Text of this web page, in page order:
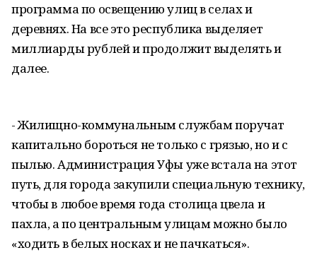
программа по освещению улиц в селах и
деревнях. На все это республика выделяет
миллиарды рублей и продолжит выделять и
далее.
- Жилищно-коммунальным службам поручат
капитально бороться не только с грязью, но и с
пылью. Администрация Уфы уже встала на этот
путь, для города закупили специальную технику,
чтобы в любое время года столица цвела и
пахла, а по центральным улицам можно было
«ходить в белых носках и не пачкаться».